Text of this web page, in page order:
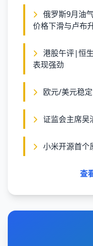
价格下滑与卢布
表现强劲
欧元/美元稳
证监会主席吴
小米开源首个
查